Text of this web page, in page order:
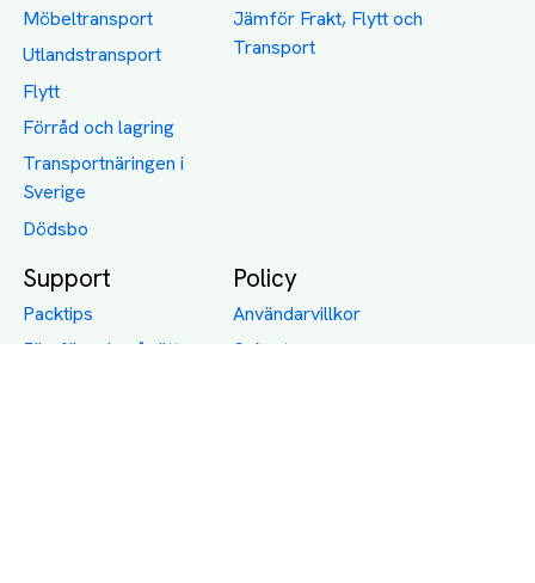
Möbeltransport
Utlandstransport
Flytt
Förråd och lagring
Transportnäringen i
Sverige
Dödsbo
Jämför Frakt, Flytt och
Transport
Support
Packtips
Jämför pris på rätt
Policy
Användarvillkor
Sekretess